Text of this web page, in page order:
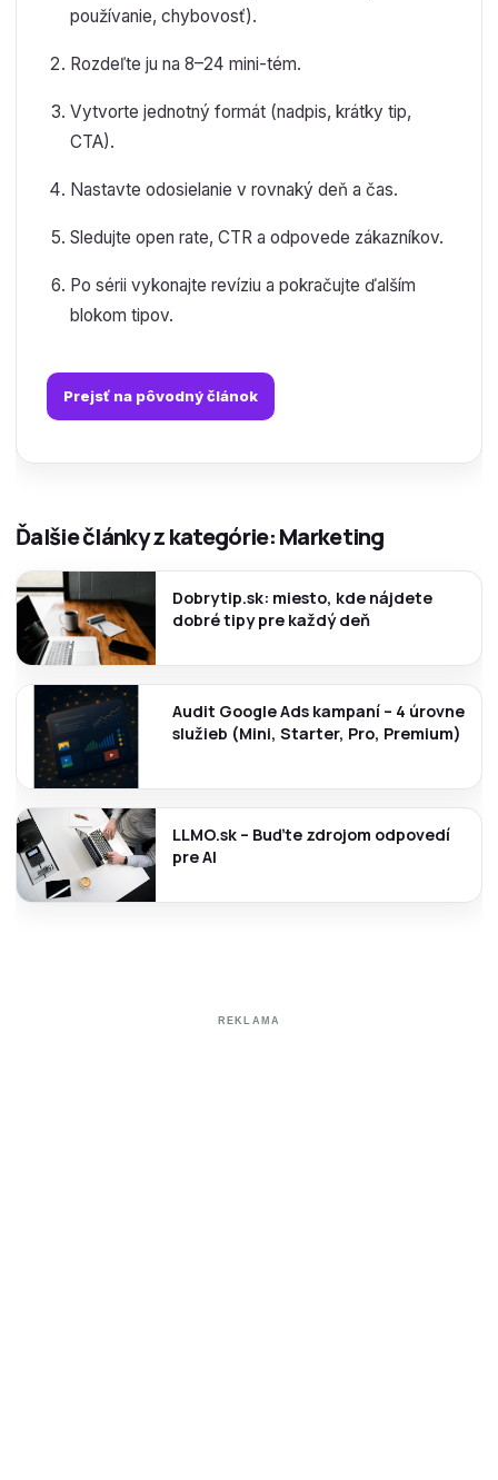
používanie, chybovosť).
Rozdeľte ju na 8–24 mini-tém.
Vytvorte jednotný formát (nadpis, krátky tip,
CTA).
Nastavte odosielanie v rovnaký deň a čas.
Sledujte open rate, CTR a odpovede zákazníkov.
Po sérii vykonajte revíziu a pokračujte ďalším
blokom tipov.
Prejsť na pôvodný článok
Ďalšie články z kategórie: Marketing
Dobrytip.sk: miesto, kde nájdete
dobré tipy pre každý deň
Audit Google Ads kampaní – 4 úrovne
služieb (Mini, Starter, Pro, Premium)
LLMO.sk – Buďte zdrojom odpovedí
pre AI
REKLAMA